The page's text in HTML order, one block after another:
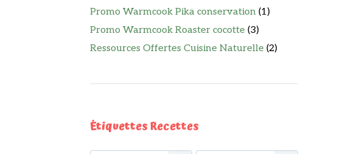
Promo Warmcook Pika conservation (1)
Promo Warmcook Roaster cocotte (3)
Ressources Offertes Cuisine Naturelle (2)
Étiquettes Recettes